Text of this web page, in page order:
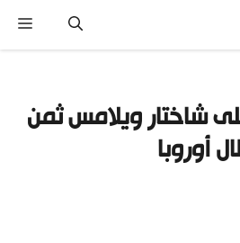
شاختار ويلامس ثمن
أوروبا